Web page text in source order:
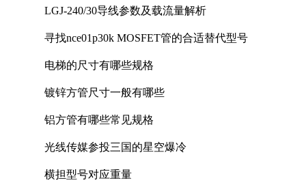
LGJ-240/30导线参数及载流量解析
寻找nce01p30k MOSFET管的合适替代型号
电梯的尺寸有哪些规格
镀锌方管尺寸一般有哪些
铝方管有哪些常见规格
光线传媒参投三国的星空爆冷
横担型号对应重量